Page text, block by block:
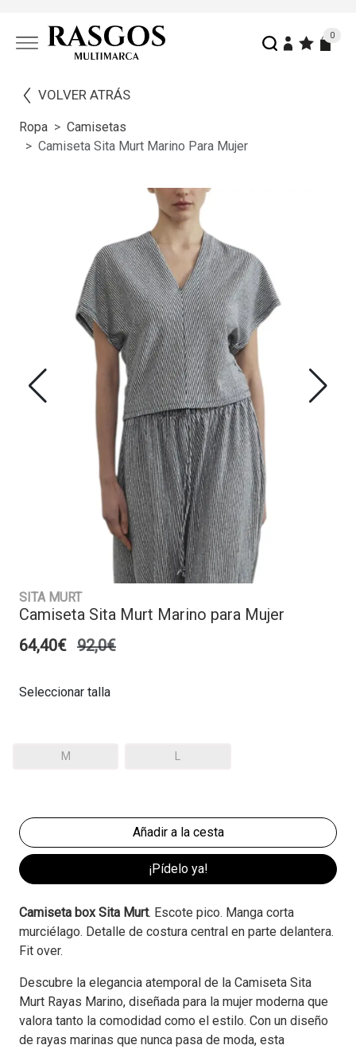
0
VOLVER ATRÁS
Ropa
Camisetas
Camiseta Sita Murt Marino Para Mujer
SITA MURT
Camiseta Sita Murt Marino para Mujer
64,40€ 92,0€
Seleccionar talla
M L
¡Pídelo ya!
Camiseta box Sita Murt. Escote pico. Manga corta
murciélago. Detalle de costura central en parte delantera.
Fit over.
Descubre la elegancia atemporal de la Camiseta Sita
Murt Rayas Marino, diseñada para la mujer moderna que
valora tanto la comodidad como el estilo. Con un diseño
de rayas marinas que nunca pasa de moda, esta